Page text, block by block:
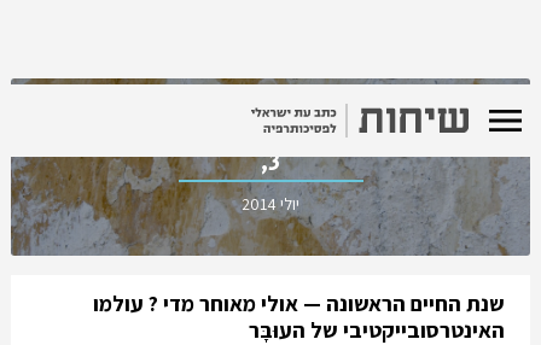
כרך כ"ח, חוברת
3,
יולי 2014
שנת החיים הראשונה — אולי מאוחר מדי ? עולמו
האינטרסובייקטיבי של העוּבָּר